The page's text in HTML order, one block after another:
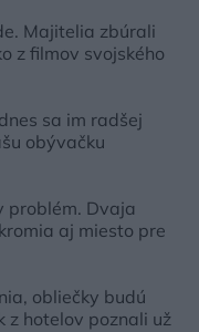
Majitelia zbúrali
z filmov svojského
sa im radšej
obývačku
problém. Dvaja
aj miesto pre
obliečky budú
z hotelov poznali už